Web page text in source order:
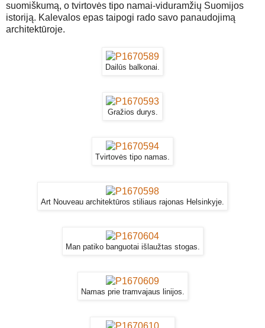
suomiškumą, o tvirtovės tipo namai-viduramžių Suomijos
istoriją. Kalevalos epas taipogi rado savo panaudojimą
architektūroje.
Dailūs balkonai.
Gražios durys.
Tvirtovės tipo namas.
Art Nouveau architektūros stiliaus rajonas Helsinkyje.
Man patiko banguotai išlaužtas stogas.
Namas prie tramvajaus linijos.